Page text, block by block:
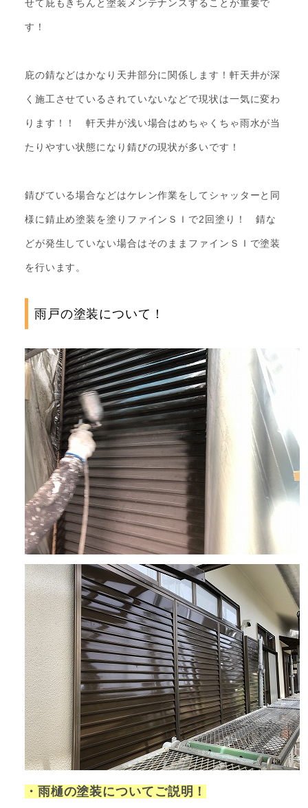
せて庇もきちんと塗装メンテナンスすることが重要で
す！
庇の錆などはかなり天井部分に関係します！軒天井が深
く施工させているされていないなどで現状は一気に変わ
ります！！ 軒天井が浅い場合はめちゃくちゃ雨水が当
たりやすい状態になり錆びの現状が多いです！
錆びている場合などはケレン作業をしてシャッターと同
様に錆止め塗装を塗りファインＳＩで2回塗り！ 錆な
どが発生していない場合はそのままファインＳＩで塗装
を行います。
雨戸の塗装について！
・雨樋の塗装についてご説明！